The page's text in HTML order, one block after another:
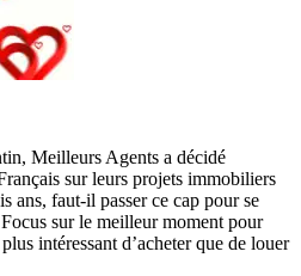
Meilleurs Agents a décidé
sur leurs projets immobiliers
ans, faut-il passer ce cap pour se
sur le meilleur moment pour
intéressant d’acheter que de louer